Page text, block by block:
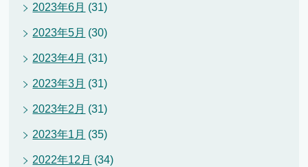
2023年6月 (31)
2023年5月 (30)
2023年4月 (31)
2023年3月 (31)
2023年2月 (31)
2023年1月 (35)
2022年12月 (34)